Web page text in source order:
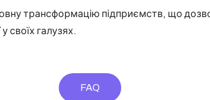
трансформацію підприємств, що
у своїх галузях.
FAQ